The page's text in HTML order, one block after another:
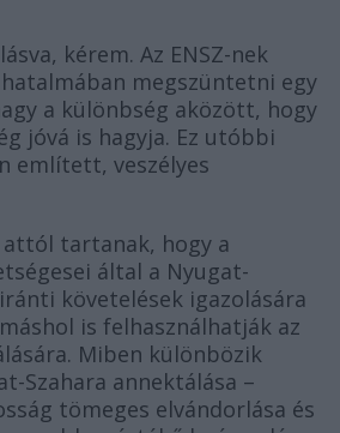
kérem. Az ENSZ-nek
megszüntetni egy
a különbség aközött, hogy
jóvá is hagyja. Ez utóbbi
említett, veszélyes
attól tartanak, hogy a
által a Nyugat-
követelések igazolására
is felhasználhatják az
Miben különbözik
Szahara annektálása –
tömeges elvándorlása és